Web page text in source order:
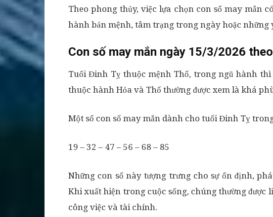
Theo phong thủy, việc lựa chọn con số may mắn
hành bản mệnh, tâm trạng trong ngày hoặc những
Con số may mắn ngày 15/3/2026
Tuổi Đinh Tỵ thuộc mệnh Thổ, trong ngũ hành
thuộc hành Hỏa và Thổ thường được xem là khá
Một số con số may mắn dành cho tuổi Đinh Tỵ
19 – 32 – 47 – 56 – 68 – 85
Những con số này tượng trưng cho sự ổn định,
Khi xuất hiện trong cuộc sống, chúng thường được
công việc và tài chính.